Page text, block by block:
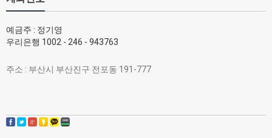
예금주 : 정기영
우리은행 1002 - 246 - 943763
주소 : 부산시 부산진구 전포동 191-777